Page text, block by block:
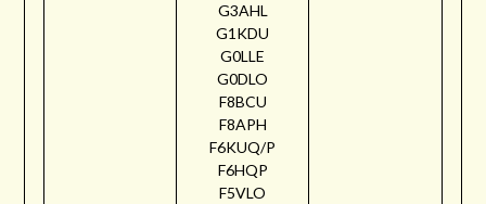
G3AHL
G1KDU
G0LLE
G0DLO
F8BCU
F8APH
F6KUQ/P
F6HQP
F5VLO